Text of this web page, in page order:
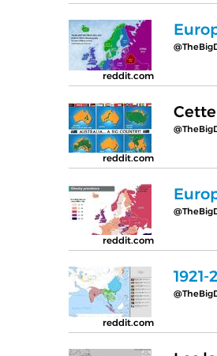
reddit.com
reddit.com
reddit.com
reddit.com
1921-